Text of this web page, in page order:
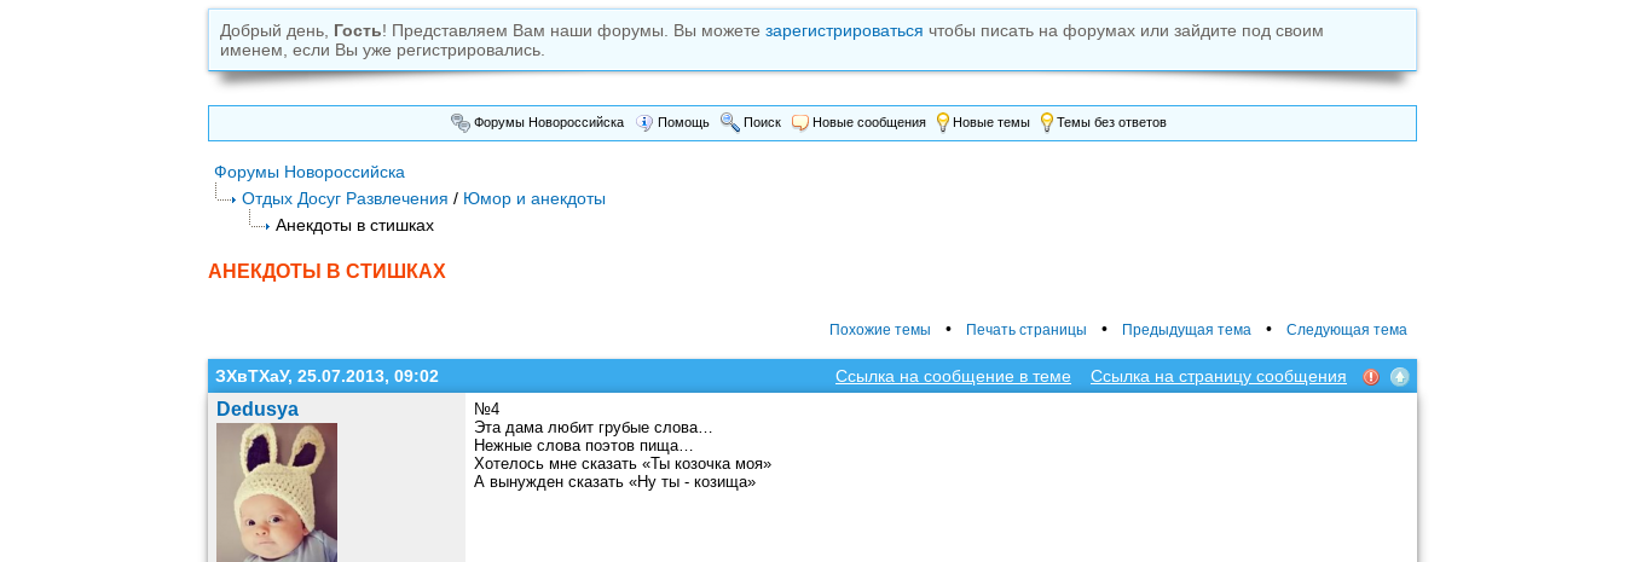
Добрый день, Гость! Представляем Вам наши форумы. Вы можете зарегистрироваться чтобы писать на форумах или зайдите под своим
именем, если Вы уже регистрировались.
Форумы Новороссийска Помощь Поиск Новые сообщения Новые темы Темы без ответов
Форумы Новороссийска
Отдых Досуг Развлечения / Юмор и анекдоты
Анекдоты в стишках
АНЕКДОТЫ В СТИШКАХ
Похожие темы • Печать страницы • Предыдущая тема • Следующая тема
Ссылка на сообщение в теме Ссылка на страницу сообщения
ЗХвТХаУ, 25.07.2013, 09:02
Dedusya
№4
Эта дама любит грубые слова…
Нежные слова поэтов пища…
Хотелось мне сказать «Ты козочка моя»
А вынужден сказать «Ну ты - козища»